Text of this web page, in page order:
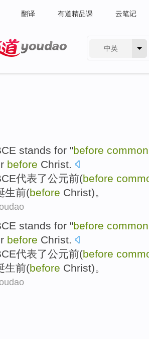
翻译 有道精品课 云笔记
中英
stands for "before common
before Christ.
代表了公元前(before
生前(before Christ)。
stands for "before common
before Christ.
代表了公元前(before
生前(before Christ)。